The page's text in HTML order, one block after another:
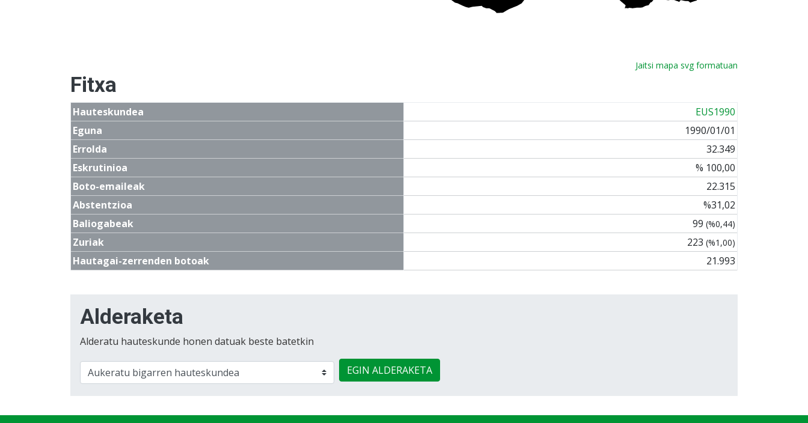
Jaitsi mapa svg formatuan
Fitxa
Hauteskundea
EUS1990
Eguna
1990/01/01
Errolda
32.349
Eskrutinioa
% 100,00
Boto-emaileak
22.315
Abstentzioa
%31,02
Baliogabeak
99 (%0,44)
Zuriak 223 (%1,00)
Hautagai-zerrenden botoak 21.993
Alderaketa
Alderatu hauteskunde honen datuak beste batetkin
EGIN ALDERAKETA